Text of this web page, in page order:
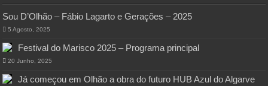
Sou D’Olhão – Fábio Lagarto e Gerações – 2025
5 Agosto, 2025
Festival do Marisco 2025 – Programa principal
20 Junho, 2025
Já começou em Olhão a obra do futuro HUB Azul do Algarve